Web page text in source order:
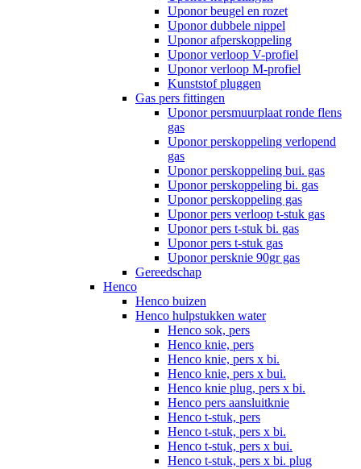
Uponor beugel en rozet
Uponor dubbele nippel
Uponor afperskoppeling
Uponor verloop V-profiel
Uponor verloop M-profiel
Kunststof pluggen
Gas pers fittingen
Uponor persmuurplaat ronde flens
gas
Uponor perskoppeling verlopend
gas
Uponor perskoppeling bui. gas
Uponor perskoppeling bi. gas
Uponor perskoppeling gas
Uponor pers verloop t-stuk gas
Uponor pers t-stuk bi. gas
Uponor pers t-stuk gas
Uponor persknie 90gr gas
Gereedschap
Henco
Henco buizen
Henco hulpstukken water
Henco sok, pers
Henco knie, pers
Henco knie, pers x bi.
Henco knie, pers x bui.
Henco knie plug, pers x bi.
Henco pers aansluitknie
Henco t-stuk, pers
Henco t-stuk, pers x bi.
Henco t-stuk, pers x bui.
Henco t-stuk, pers x bi. plug